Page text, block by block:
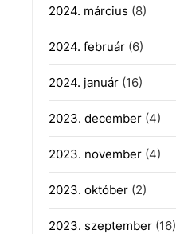
2024. március (8)
2024. február(6)
2024. január(16)
2023. december(4)
2023. november(4)
2023. október(2)
2023. szeptember(16)